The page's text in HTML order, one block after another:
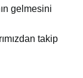
gelmesini
takip